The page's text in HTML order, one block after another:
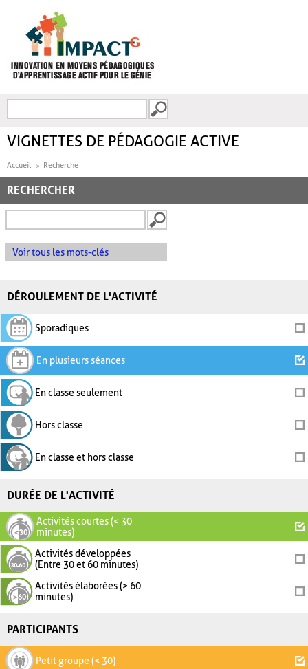
FORMULAIRE DE
VIGNETTES DE PÉDAGOGIE ACTIVE
Accueil Recherche
RECHERCHER
Voir tous les mots-clés
DÉROULEMENT DE L'ACTIVITÉ
Sporadiques
En plusieurs séances
En classe seulement
Hors classe
En classe et hors classe
DURÉE DE L'ACTIVITÉ
Activités courtes (< 30
minutes)
Activités développées
(Entre 30 et 60 minutes)
Activités élaborées (> 60
minutes)
PARTICIPANTS
Petit groupe (< 30)